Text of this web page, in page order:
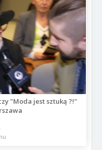
"Moda jest sztuką ?!"